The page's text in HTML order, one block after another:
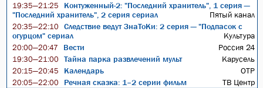
19:35—21:25
Контуженный-2: "Последний хранитель", 1 серия —
"Последний хранитель", 2 серия сериал
Пятый канал
20:35—22:10
Следствие ведут ЗнаТоКи: 2 серия — "Подпасок с
огурцом" сериал
Культура
20:00—20:47 Вести Россия 24
19:30—21:00 Тайна парка развлечений мульт Карусель
20:15—20:45 Календарь ОТР
20:05—22:00 Речная сказка: 1–2 серии фильм ТВ Центр